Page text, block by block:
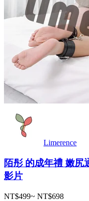
Limerence
陌彤 的成年禮 嫩尻
影片
NT$499~ NT$698